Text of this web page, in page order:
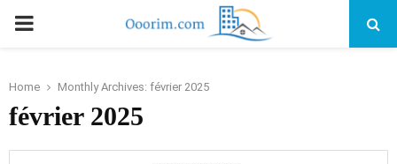
PRIMARY
Home Monthly Archives: février 2025
février 2025